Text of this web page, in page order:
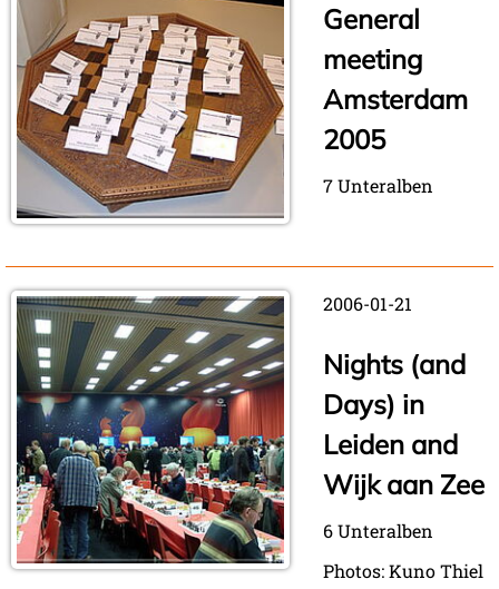
General
meeting
Amsterdam
2005
7 Unteralben
2006-01-21
Nights (and
Days) in
Leiden and
Wijk aan Zee
6 Unteralben
Photos: Kuno Thiel